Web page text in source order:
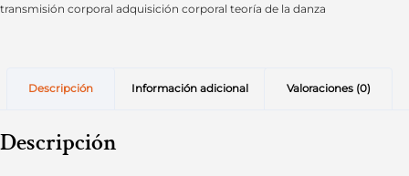
transmisión corporal adquisición corporal teoría de la danza
Descripción Información adicional Valoraciones (0)
Descripción